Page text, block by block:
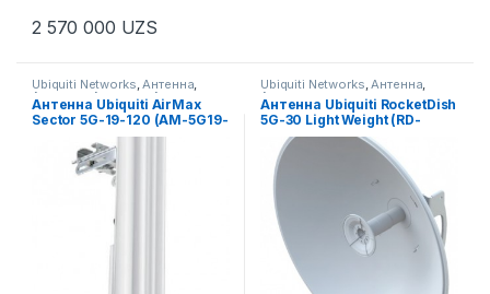
2 570 000 UZS
Ubiquiti Networks,Антенна,
Антенны Антенны, Антенны
Беспроводное оборудование
Антенна Ubiquiti AirMax
Sector 5G-19-120 (AM-5G19-
Ubiquiti Networks,Антенна,
Антенны
Антенна Ubiquiti RocketDish
5G-30 Light Weight (RD-
5G30-LW)